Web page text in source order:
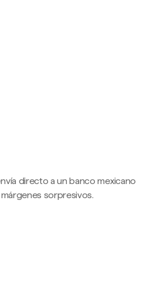
directo a un banco mexicano
sorpresivos.